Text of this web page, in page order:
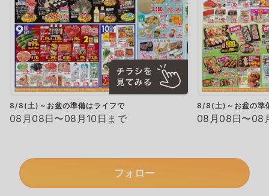
8/8(土)～お盆の準備はライフで
08月08日〜08月10日まで
8/8(土)～お盆の準
08月08日〜08
フォロー